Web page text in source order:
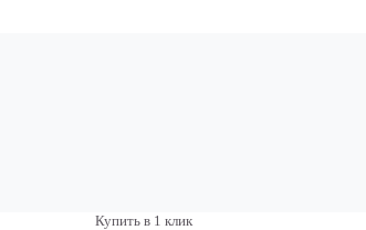
Купить в 1 клик